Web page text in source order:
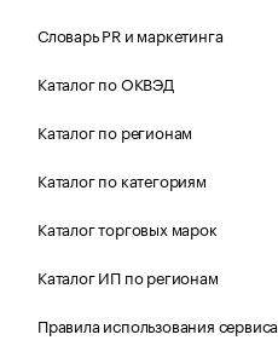
Словарь PR и маркетинга
Каталог по ОКВЭД
Каталог по регионам
Каталог по категориям
Каталог торговых марок
Каталог ИП по регионам
Правила использования сервиса